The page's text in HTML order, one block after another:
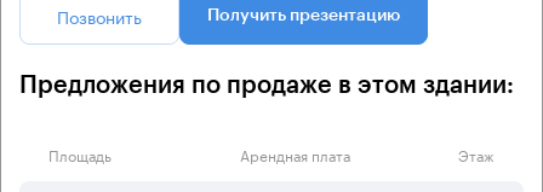
Позвонить Получить презентацию
Предложения по продаже в этом здании:
Площадь Арендная плата Этаж